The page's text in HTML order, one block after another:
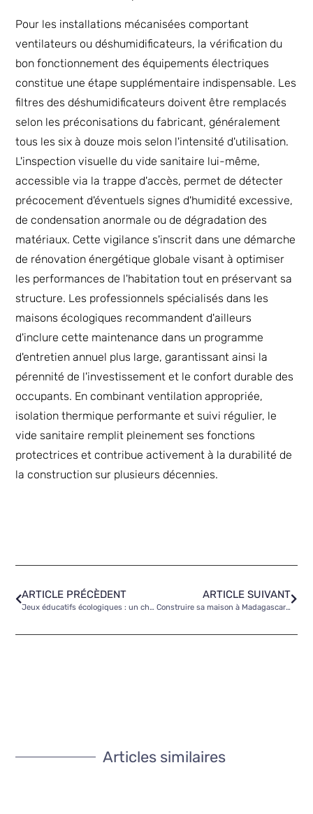
Pour les installations mécanisées comportant
ventilateurs ou déshumidificateurs, la vérification du
bon fonctionnement des équipements électriques
constitue une étape supplémentaire indispensable. Les
filtres des déshumidificateurs doivent être remplacés
selon les préconisations du fabricant, généralement
tous les six à douze mois selon l'intensité d'utilisation.
L'inspection visuelle du vide sanitaire lui-même,
accessible via la trappe d'accès, permet de détecter
précocement d'éventuels signes d'humidité excessive,
de condensation anormale ou de dégradation des
matériaux. Cette vigilance s'inscrit dans une démarche
de rénovation énergétique globale visant à optimiser
les performances de l'habitation tout en préservant sa
structure. Les professionnels spécialisés dans les
maisons écologiques recommandent d'ailleurs
d'inclure cette maintenance dans un programme
d'entretien annuel plus large, garantissant ainsi la
pérennité de l'investissement et le confort durable des
occupants. En combinant ventilation appropriée,
isolation thermique performante et suivi régulier, le
vide sanitaire remplit pleinement ses fonctions
protectrices et contribue activement à la durabilité de
la construction sur plusieurs décennies.
ARTICLE PRÉCÈDENT
Jeux éducatifs écologiques : un choix éducatif autant qu’éthique
ARTICLE SUIVANT
Construire sa maison à Madagascar : 7 vérifications cruciales du terrain avant de lancer votre projet
Articles similaires